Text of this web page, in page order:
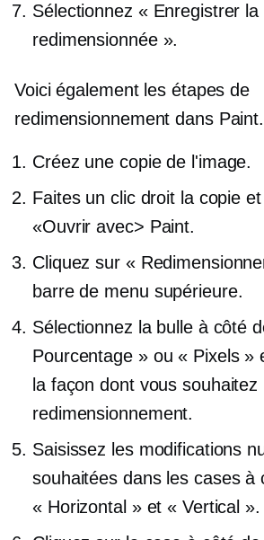
Sélectionnez « Enregistrer la
redimensionnée ».
Voici également les étapes de
redimensionnement dans Paint.
Créez une copie de l'image.
Faites un clic droit la copie
«Ouvrir avec> Paint.
Cliquez sur «
barre de menu supérieure.
Sélectionnez la bulle à côté
Pourcentage » ou « Pixels »
la façon dont vous
redimensionnement.
Saisissez les modifications
souhaitées dans les cases à
« Horizontal » et « Vertical ».